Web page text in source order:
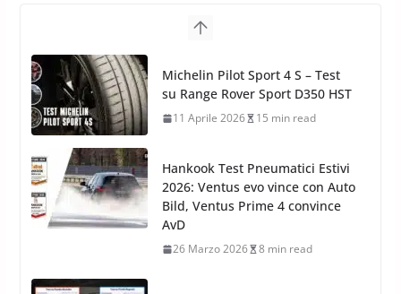
Azoto
26 Marzo 2025 2 min read
Hankook Test Pneumatici Estivi
2026: Ventus evo vince con Auto
Bild, Ventus Prime 4 convince
Test Gomme 2026 Tyre Reviews:
i Migliori pneumatici estivi
sportivi a confronto